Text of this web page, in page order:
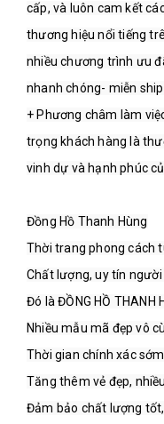
cấp, và luôn cam kết
thương hiệu nổi tiếng
nhiều chương trình ưu
nhanh chóng- miễn
+ Phương châm làm
trọng khách hàng là
vinh dự và hạnh phúc
Đồng Hồ Thanh Hùng
Thời trang phong cách
Chất lượng, uy tín
Đó là ĐỒNG HỒ THANH
Nhiều mẫu mã đẹp vô
Thời gian chính xác
Tăng thêm vẻ đẹp,
Đảm bảo chất lượng